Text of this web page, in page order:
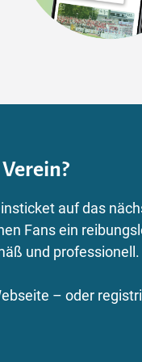
auf das
Fans ein
und professionell.
– oder